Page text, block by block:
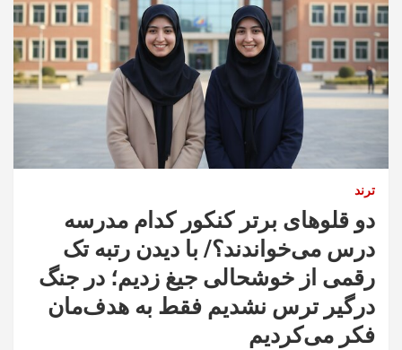
ترند
دو قلوهای برتر کنکور کدام مدرسه
درس می‌خواندند؟/ با دیدن رتبه تک
رقمی از خوشحالی جیغ زدیم؛ در جنگ
درگیر ترس نشدیم فقط به هدف‌مان
فکر می‌کردیم